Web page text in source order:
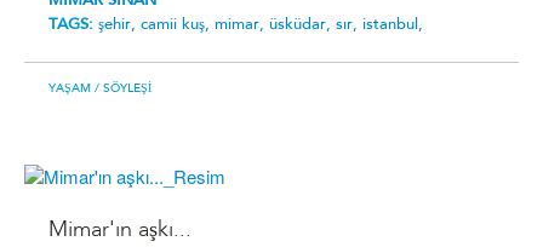
TAGS: şehir, camii kuş, mimar, üsküdar, sır, istanbul,
YAŞAM / SÖYLEŞI
Mimar'ın aşkı...